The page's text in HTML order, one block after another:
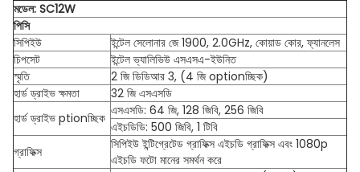
মডেল: SC12W
পিসি
সিপিইউ
ইন্টেল সেলোনার জে 1900, 2.0GHz, কোয়াড কোর, ফ্যানলেস
চিপসেট
ইন্টেল ভ্যালিভিউ এসএসএ-ইউনিত
স্মৃতি
2 জি ডিডিআর 3, (4 জি optionচ্ছিক)
হার্ড ড্রাইভ ক্ষমতা
32 জি এসএসডি
হার্ড ড্রাইভ ptionচ্ছিক এসএসডি: 64 জি, 128 জিবি, 256 জিবি
এইচডিডি: 500 জিবি, 1 টিবি
গ্রাফিক্স
সিপিইউ ইন্টিগ্রেটেড গ্রাফিক্স এইচডি গ্রাফিক্স এবং 1080p
এইচডি ফটো মানের সমর্থন করে